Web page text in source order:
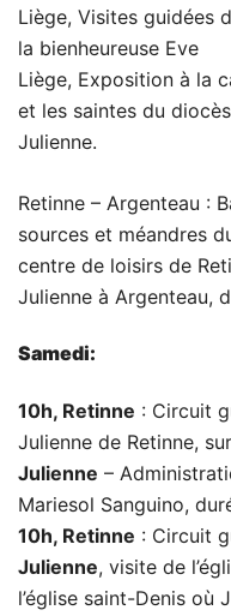
Liège, Visites guidées
la bienheureuse Eve
Liège, Exposition à la
et les saintes du
Julienne.
Retinne – Argenteau :
sources et méandres
centre de loisirs de
Julienne à Argenteau,
Samedi:
10h, Retinne : Circuit
Julienne de Retinne,
Julienne –
Mariesol Sanguino,
10h, Retinne : Circuit
Julienne, visite de
l’église saint-Denis où